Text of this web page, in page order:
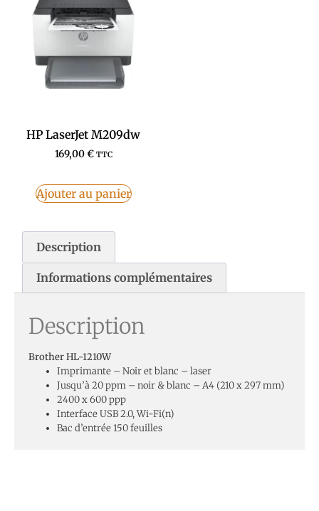
Description
Informations complémentaires
Description
Brother HL-1210W
Imprimante – Noir et blanc – laser
Jusqu’à 20 ppm – noir & blanc – A4 (210 x 297 mm)
2400 x 600 ppp
Interface USB 2.0, Wi-Fi(n)
Bac d’entrée 150 feuilles
HP LaserJet M209dw
169,00€ TTC
Ajouter au panier